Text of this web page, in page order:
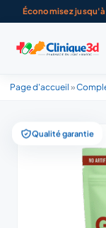
Économisez
Page d'accueil »
Qualité garantie